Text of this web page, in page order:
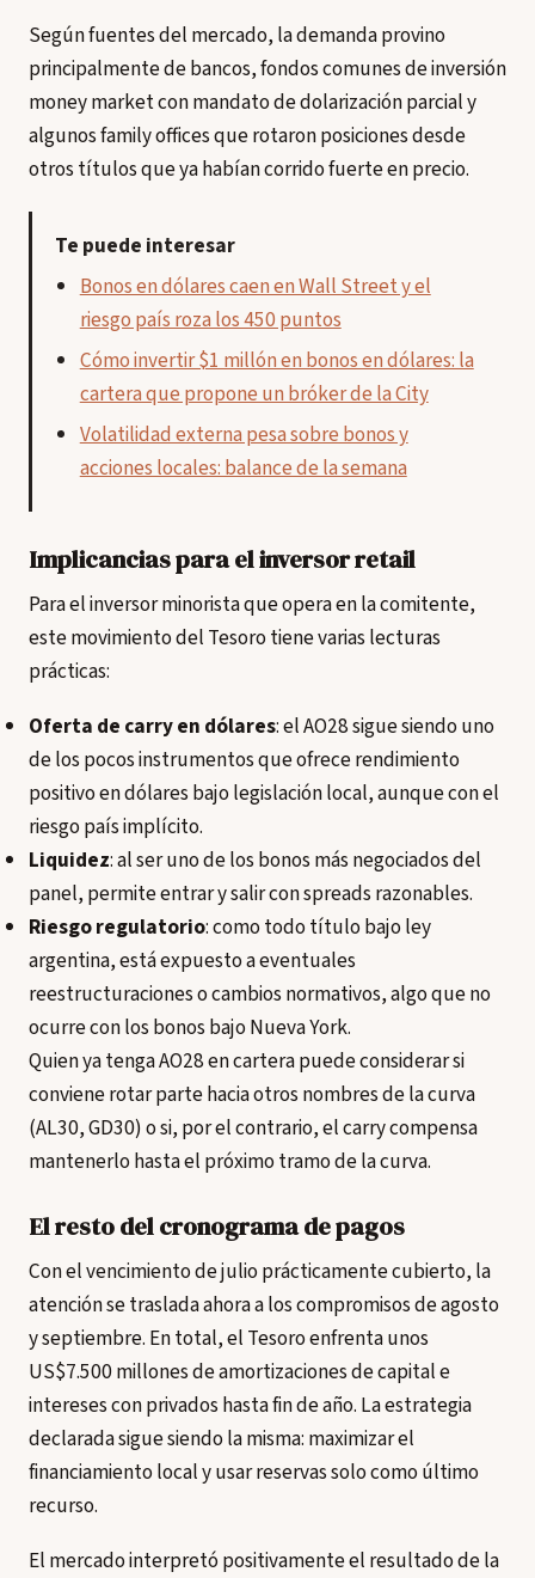
Según fuentes del mercado, la demanda provino
principalmente de bancos, fondos comunes de inversión
money market con mandato de dolarización parcial y
algunos family offices que rotaron posiciones desde
otros títulos que ya habían corrido fuerte en precio.
Te puede interesar
Bonos en dólares caen en Wall Street y el
riesgo país roza los 450 puntos
Cómo invertir $1 millón en bonos en dólares: la
cartera que propone un bróker de la City
Volatilidad externa pesa sobre bonos y
acciones locales: balance de la semana
Implicancias para el inversor retail
Para el inversor minorista que opera en la comitente,
este movimiento del Tesoro tiene varias lecturas
prácticas:
Oferta de carry en dólares: el AO28 sigue siendo uno
de los pocos instrumentos que ofrece rendimiento
positivo en dólares bajo legislación local, aunque con el
riesgo país implícito.
Liquidez: al ser uno de los bonos más negociados del
panel, permite entrar y salir con spreads razonables.
Riesgo regulatorio: como todo título bajo ley
argentina, está expuesto a eventuales
reestructuraciones o cambios normativos, algo que no
ocurre con los bonos bajo Nueva York.
Quien ya tenga AO28 en cartera puede considerar si
conviene rotar parte hacia otros nombres de la curva
(AL30, GD30) o si, por el contrario, el carry compensa
mantenerlo hasta el próximo tramo de la curva.
El resto del cronograma de pagos
Con el vencimiento de julio prácticamente cubierto, la
atención se traslada ahora a los compromisos de agosto
y septiembre. En total, el Tesoro enfrenta unos
US$7.500 millones de amortizaciones de capital e
intereses con privados hasta fin de año. La estrategia
declarada sigue siendo la misma: maximizar el
financiamiento local y usar reservas solo como último
recurso.
El mercado interpretó positivamente el resultado de la